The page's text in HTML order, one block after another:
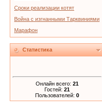
Сроки реализации котят
Война с изгнанными Тарквиниями
Марафон
Статистика
Онлайн всего: 21
Гостей: 21
Пользователей: 0